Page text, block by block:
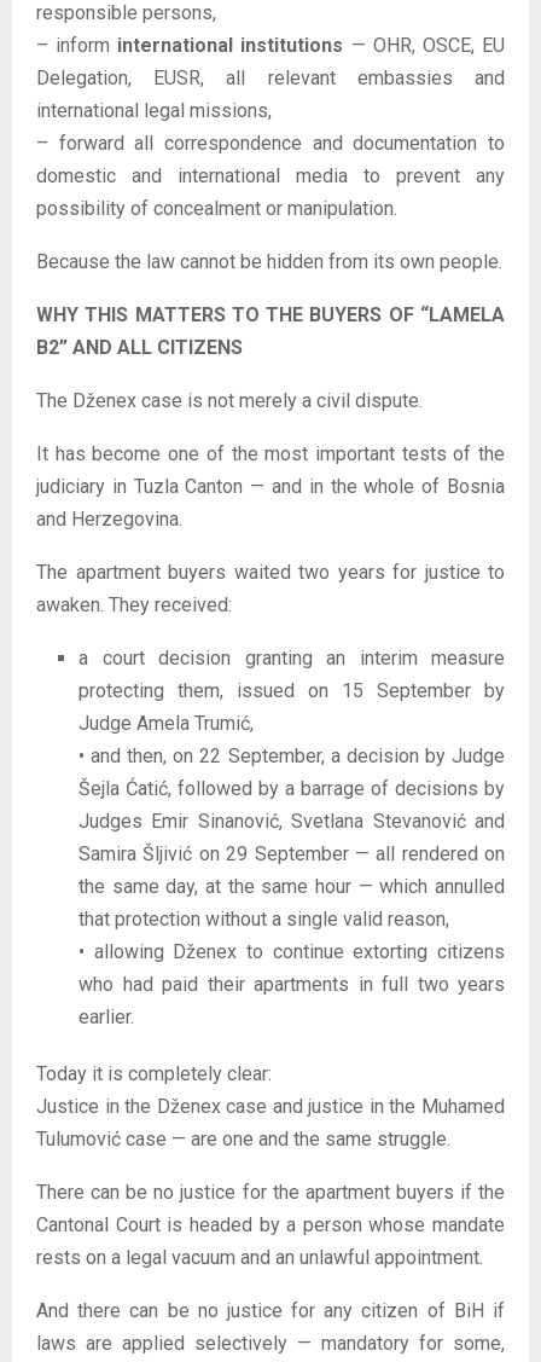
responsible persons,
– inform international institutions — OHR, OSCE, EU
Delegation, EUSR, all relevant embassies and
international legal missions,
– forward all correspondence and documentation to
domestic and international media to prevent any
possibility of concealment or manipulation.
Because the law cannot be hidden from its own people.
WHY THIS MATTERS TO THE BUYERS OF “LAMELA
B2” AND ALL CITIZENS
The Dženex case is not merely a civil dispute.
It has become one of the most important tests of the
judiciary in Tuzla Canton — and in the whole of Bosnia
and Herzegovina.
The apartment buyers waited two years for justice to
awaken. They received:
a court decision granting an interim measure
protecting them, issued on 15 September by
Judge Amela Trumić,
• and then, on 22 September, a decision by Judge
Šejla Ćatić, followed by a barrage of decisions by
Judges Emir Sinanović, Svetlana Stevanović and
Samira Šljivić on 29 September — all rendered on
the same day, at the same hour — which annulled
that protection without a single valid reason,
• allowing Dženex to continue extorting citizens
who had paid their apartments in full two years
earlier.
Today it is completely clear:
Justice in the Dženex case and justice in the Muhamed
Tulumović case — are one and the same struggle.
There can be no justice for the apartment buyers if the
Cantonal Court is headed by a person whose mandate
rests on a legal vacuum and an unlawful appointment.
And there can be no justice for any citizen of BiH if
laws are applied selectively — mandatory for some,